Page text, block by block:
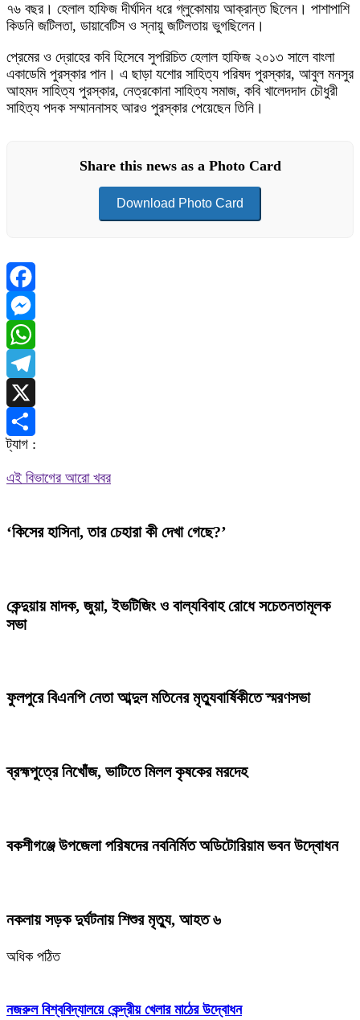
৭৬ বছর। হেলাল হাফিজ দীর্ঘদিন ধরে গ্লুকোমায় আক্রান্ত ছিলেন। পাশাপাশি
কিডনি জটিলতা, ডায়াবেটিস ও স্নায়ু জটিলতায় ভুগছিলেন।
প্রেমের ও দ্রোহের কবি হিসেবে সুপরিচিত হেলাল হাফিজ ২০১৩ সালে বাংলা
একাডেমি পুরস্কার পান। এ ছাড়া যশোর সাহিত্য পরিষদ পুরস্কার, আবুল মনসুর
আহমদ সাহিত্য পুরস্কার, নেত্রকোনা সাহিত্য সমাজ, কবি খালেদদাদ চৌধুরী
সাহিত্য পদক সম্মাননাসহ আরও পুরস্কার পেয়েছেন তিনি।
Share this news as a Photo Card
Download Photo Card
Facebook
Messenger
WhatsApp
Telegram
X
Share
ট্যাগ :
এই বিভাগের আরো খবর
‘কিসের হাসিনা, তার চেহারা কী দেখা গেছে?’
কেন্দুয়ায় মাদক, জুয়া, ইভটিজিং ও বাল্যবিবাহ রোধে সচেতনতামূলক
সভা
ফুলপুরে বিএনপি নেতা আব্দুল মতিনের মৃত্যুবার্ষিকীতে স্মরণসভা
ব্রহ্মপুত্রে নিখোঁজ, ভাটিতে মিলল কৃষকের মরদেহ
বকশীগঞ্জে উপজেলা পরিষদের নবনির্মিত অডিটোরিয়াম ভবন উদ্বোধন
নকলায় সড়ক দুর্ঘটনায় শিশুর মৃত্যু, আহত ৬
অধিক পঠিত
নজরুল বিশ্ববিদ্যালয়ে কেন্দ্রীয় খেলার মাঠের উদ্বোধন